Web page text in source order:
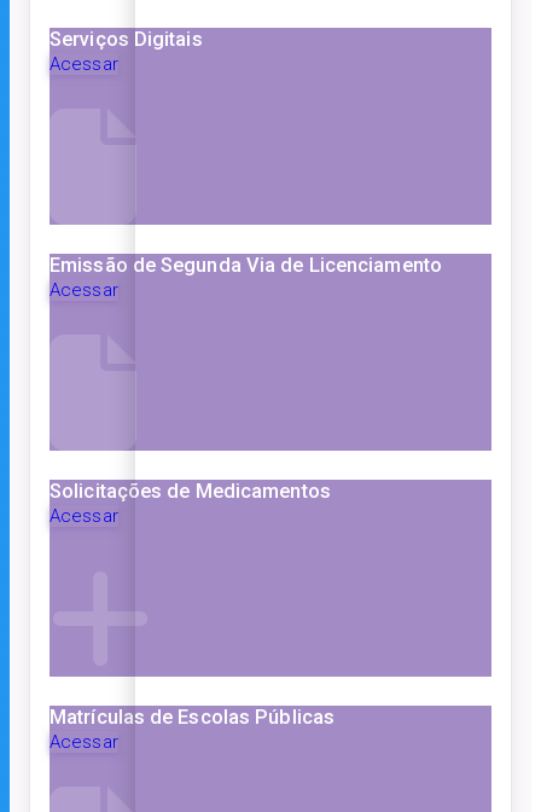
Serviços Digitais
Acessar
Emissão de Segunda Via de Licenciamento
Acessar
Solicitações de Medicamentos
Acessar
Matrículas de Escolas Públicas
Acessar